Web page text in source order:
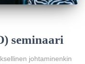
seminaari
johtaminenkin